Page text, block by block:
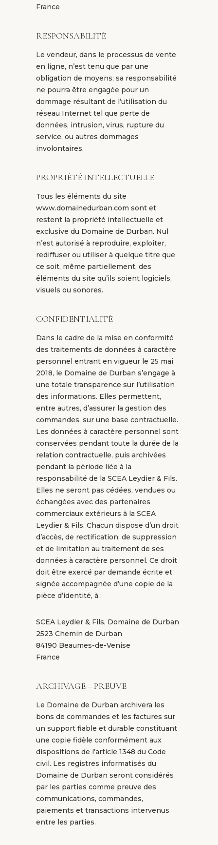
France
RESPONSABILITÉ
Le vendeur, dans le processus de vente
en ligne, n’est tenu que par une
obligation de moyens; sa responsabilité
ne pourra être engagée pour un
dommage résultant de l’utilisation du
réseau Internet tel que perte de
données, intrusion, virus, rupture du
service, ou autres dommages
involontaires.
PROPRIÉTÉ INTELLECTUELLE
Tous les éléments du site
www.domainedurban.com sont et
restent la propriété intellectuelle et
exclusive du Domaine de Durban. Nul
n’est autorisé à reproduire, exploiter,
rediffuser ou utiliser à quelque titre que
ce soit, même partiellement, des
éléments du site qu’ils soient logiciels,
visuels ou sonores.
CONFIDENTIALITÉ
Dans le cadre de la mise en conformité
des traitements de données à caractère
personnel entrant en vigueur le 25 mai
2018, le Domaine de Durban s’engage à
une totale transparence sur l’utilisation
des informations. Elles permettent,
entre autres, d’assurer la gestion des
commandes, sur une base contractuelle.
Les données à caractère personnel sont
conservées pendant toute la durée de la
relation contractuelle, puis archivées
pendant la période liée à la
responsabilité de la SCEA Leydier & Fils.
Elles ne seront pas cédées, vendues ou
échangées avec des partenaires
commerciaux extérieurs à la SCEA
Leydier & Fils. Chacun dispose d’un droit
d’accès, de rectification, de suppression
et de limitation au traitement de ses
données à caractère personnel. Ce droit
doit être exercé par demande écrite et
signée accompagnée d’une copie de la
pièce d’identité, à :
SCEA Leydier & Fils, Domaine de Durban
2523 Chemin de Durban
84190 Beaumes-de-Venise
France
ARCHIVAGE – PREUVE
Le Domaine de Durban archivera les
bons de commandes et les factures sur
un support fiable et durable constituant
une copie fidèle conformément aux
dispositions de l’article 1348 du Code
civil. Les registres informatisés du
Domaine de Durban seront considérés
par les parties comme preuve des
communications, commandes,
paiements et transactions intervenus
entre les parties.